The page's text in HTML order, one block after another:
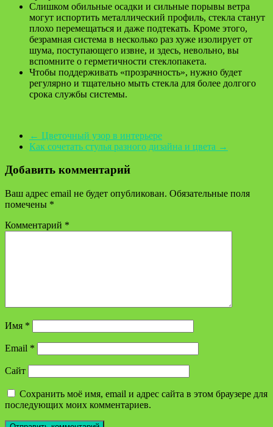
Слишком обильные осадки и сильные порывы ветра
могут испортить металлический профиль, стекла станут
плохо перемещаться и даже подтекать. Кроме этого,
безрамная система в несколько раз хуже изолирует от
шума, поступающего извне, и здесь, невольно, вы
вспомните о герметичности стеклопакета.
Чтобы поддерживать «прозрачность», нужно будет
регулярно и тщательно мыть стекла для более долгого
срока службы системы.
← Цветочный узор в интерьере
Как сочетать стулья разного дизайна и цвета →
Добавить комментарий
Ваш адрес email не будет опубликован. Обязательные поля
помечены *
Комментарий *
Имя *
Email *
Сайт
Сохранить моё имя, email и адрес сайта в этом браузере для
последующих моих комментариев.